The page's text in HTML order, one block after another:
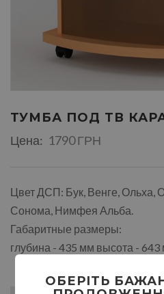
ТУМБА ПОД ТВ
Цена: 1790 ГРН
Цвет ДСП: Бук, Венге, Ольха,
Сонома, Нимфея Альба.
Габаритные размеры:
глубина - 435 мм высота -
ОБЕРІТЬ